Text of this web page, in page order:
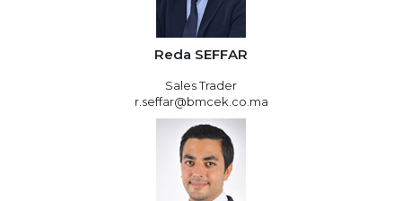
Reda SEFFAR
Sales Trader
r.seffar@bmcek.co.ma